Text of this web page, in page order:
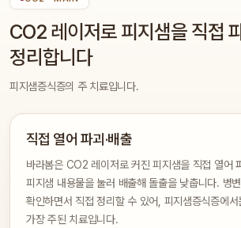
CO2 레이저로 피지샘을 직접
정리합니다
피지샘증식증의 주 치료입니다.
직접 열어 파괴·배출
바라봄은 CO2 레이저로 커진 피지샘을 직접 열어
피지샘 내용물을 눌러 배출해 돌출을 낮춥니다. 병
확인하면서 직접 정리할 수 있어, 피지샘증식증에
가장 주된 치료입니다.